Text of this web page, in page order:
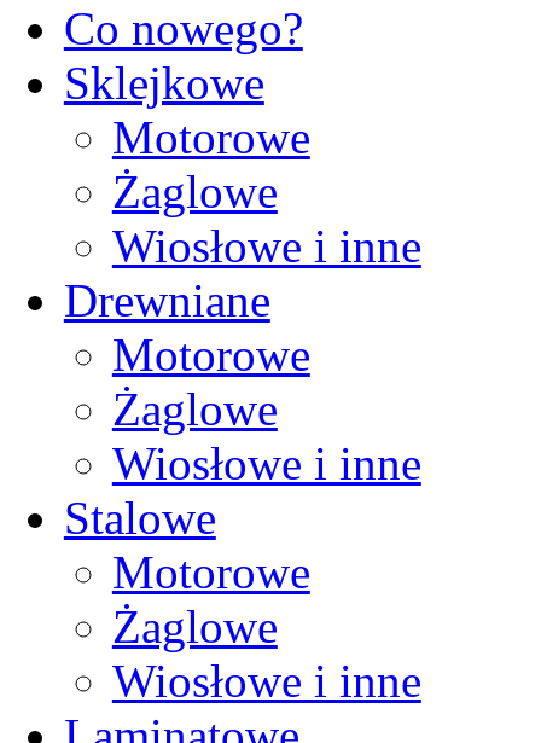
Co nowego?
Sklejkowe
Motorowe
Żaglowe
Wiosłowe i inne
Drewniane
Motorowe
Żaglowe
Wiosłowe i inne
Stalowe
Motorowe
Żaglowe
Wiosłowe i inne